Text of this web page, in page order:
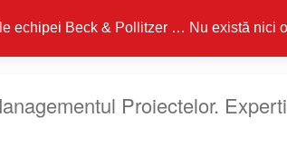
echipei Beck & Pollitzer … Nu există nici
Proiectelor.